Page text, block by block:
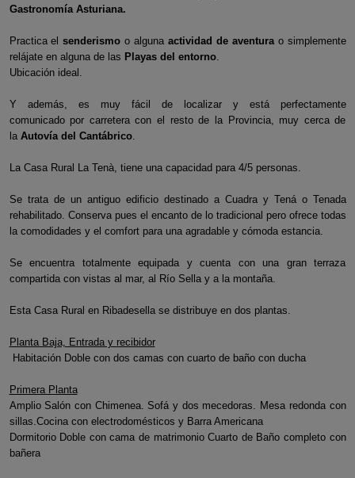
Gastronomía Asturiana.
Practica elsenderismo o alguna actividad de aventurao simplemente
relájate en alguna de las Playas del entorno.
Ubicación ideal.
Y además, es muy fácil de localizar y está perfectamente
comunicado por carretera con el resto de la Provincia, muy cerca de
la Autovía del Cantábrico.
La Casa Rural La Tenà, tiene una capacidad para 4/5 personas.
Se trata de un antiguo edificio destinado a Cuadra y Tená o Tenada
rehabilitado. Conserva pues el encanto de lo tradicional pero ofrece todas
la comodidades y el comfort para una agradable y cómoda estancia.
Se encuentra totalmente equipada y cuenta con una gran terraza
compartida con vistas al mar, al Río Sella y a la montaña.
Esta Casa Rural en Ribadesella se distribuye en dos plantas.
Planta Baja, Entrada y recibidor
Habitación Doble con dos camas con cuarto de baño con ducha
Primera Planta
Amplio Salón con Chimenea. Sofá y dos mecedoras. Mesa redonda con
sillas.Cocina con electrodomésticos y Barra Americana
Dormitorio Doble con cama de matrimonio Cuarto de Baño completo con
bañera